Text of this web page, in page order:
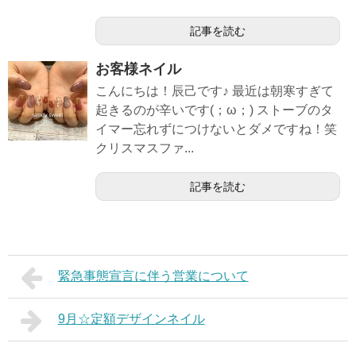
記事を読む
お客様ネイル
こんにちは！辰己です♪ 最近は朝寒すぎて
起きるのが辛いです(；ω；) ストーブのタ
イマー忘れずにつけないとダメですね！笑
クリスマスファ...
記事を読む
緊急事態宣言に伴う営業について
9月☆定額デザインネイル